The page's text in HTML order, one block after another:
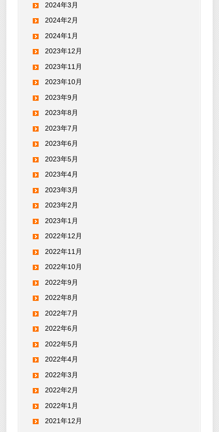
2024年3月
2024年2月
2024年1月
2023年12月
2023年11月
2023年10月
2023年9月
2023年8月
2023年7月
2023年6月
2023年5月
2023年4月
2023年3月
2023年2月
2023年1月
2022年12月
2022年11月
2022年10月
2022年9月
2022年8月
2022年7月
2022年6月
2022年5月
2022年4月
2022年3月
2022年2月
2022年1月
2021年12月